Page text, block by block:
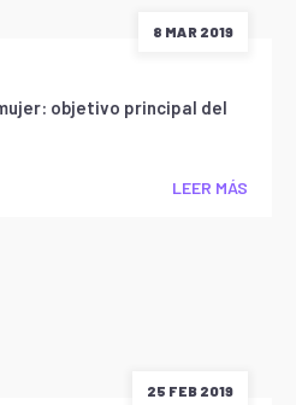
8 MAR 2019
objetivo principal del
LEER MÁS
25 FEB 2019